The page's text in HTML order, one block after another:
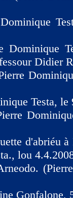
Dominique
Didier
Testa, le
d'abriéu
lou
Gonfalone,